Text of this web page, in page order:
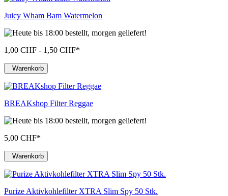
Juicy Wham Bam Watermelon
1,00 CHF - 1,50 CHF*
Warenkorb
BREAKshop Filter Reggae
5,00 CHF*
Warenkorb
Purize Aktivkohlefilter XTRA Slim Spy 50 Stk.